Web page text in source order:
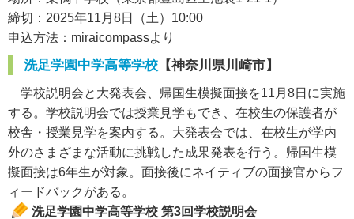
締切：2025年11月8日（土）10:00
申込方法：miraicompassより
洗足学園中学高等学校 【神奈川県川崎市】
学校説明会と大発表会、帰国生模擬面接を11月8日に実施
する。学校説明会では授業見学もでき、在校生の保護者が
校舎・授業見学を案内する。大発表会では、在校生が学内
外のさまざまな活動に挑戦した成果発表を行う。帰国生模
擬面接は6年生が対象。面接後にネイティブの面接官からフ
ィードバックがある。
洗足学園中学高等学校 第3回学校説明会